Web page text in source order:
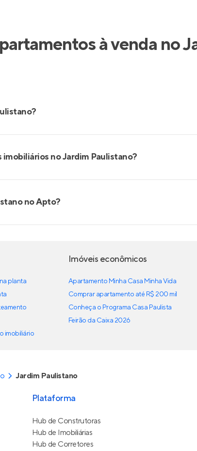
à venda no
no Jardim Paulistano?
no Apto?
planta
imobiliário
Imóveis econômicos
Apartamento Minha Casa Minha Vida
Comprar apartamento até R$ 200 mil
Conheça o Programa Casa Paulista
Feirão da Caixa 2026
Jardim Paulistano
Plataforma
Hub de Construtoras
Hub de Imobiliárias
Hub de Corretores